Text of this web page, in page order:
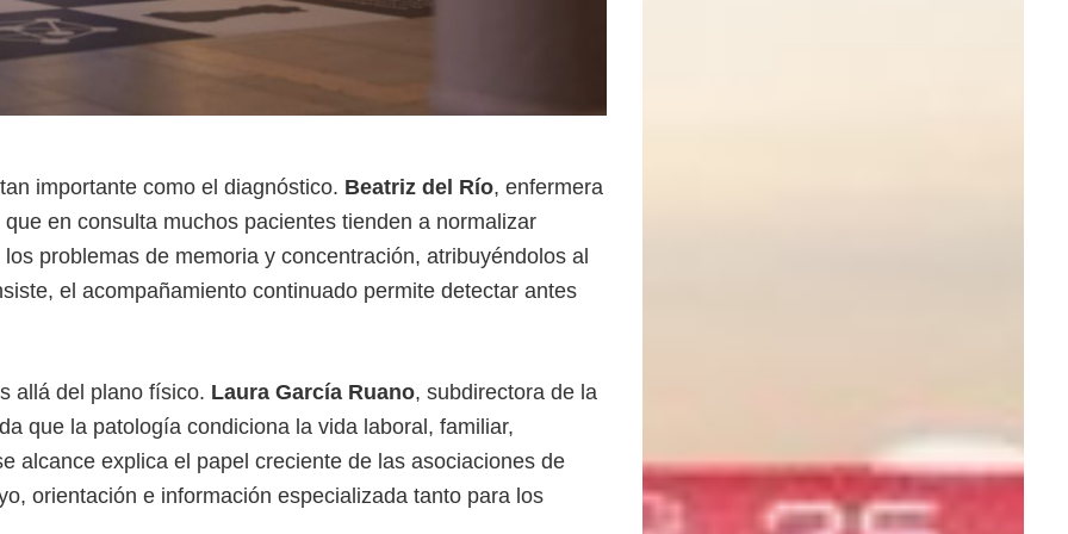
importante como el diagnóstico. Beatriz del Río, enfermera
que en consulta muchos pacientes tienden a normalizar
problemas de memoria y concentración, atribuyéndolos al
el acompañamiento continuado permite detectar antes
allá del plano físico. Laura García Ruano, subdirectora de la
que la patología condiciona la vida laboral, familiar,
alcance explica el papel creciente de las asociaciones de
orientación e información especializada tanto para los